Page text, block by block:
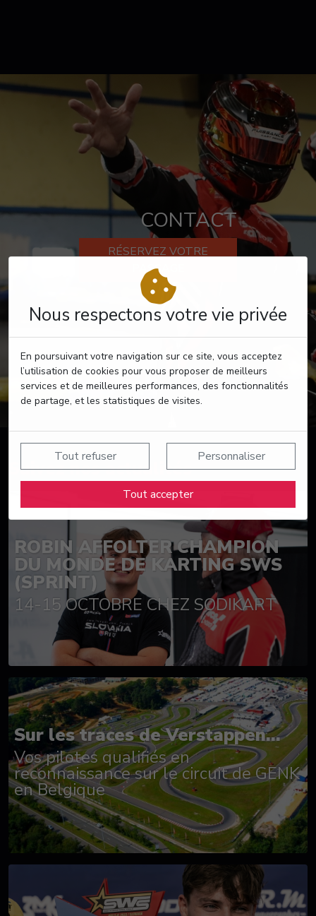
Nous respectons votre vie privée
En poursuivant votre navigation sur ce site, vous acceptez
l’utilisation de cookies pour vous proposer de meilleurs
services et de meilleures performances, des fonctionnalités
de partage, et les statistiques de visites.
Tout refuser Personnaliser
Tout accepter
CONTACT
RÉSERVEZ VOTRE
PASSAGE
Suivez nos actualités
ROBIN AFFOLTER CHAMPION
DU MONDE DE KARTING SWS
(SPRINT)
14-15 OCTOBRE CHEZ SODIKART
Sur les traces de Verstappen...
Vos pilotes qualifiés en
reconnaissance sur le circuit de GENK
en Belgique